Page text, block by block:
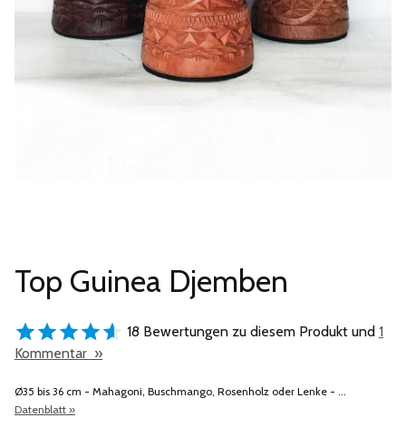
Top Guinea Djemben
18 Bewertungen zu diesem Produkt und 1
Kommentar »
Ø35 bis 36 cm - Mahagoni, Buschmango, Rosenholz oder Lenke - ...
Datenblatt »